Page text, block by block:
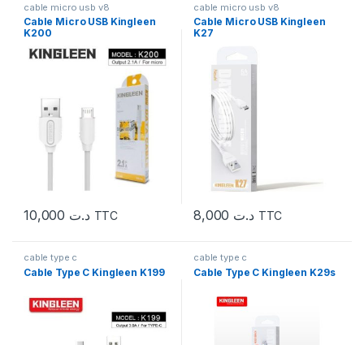
cable micro usb v8
Cable Micro USB Kingleen
K200
د.ت TTC
cable micro usb v8
Cable Micro USB Kingleen
K27
د.ت TTC
cable type c
Cable Type C Kingleen K199
cable type c
Cable Type C Kingleen K29s